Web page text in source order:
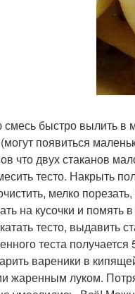
смесь быстро вылить в
появиться
что двух стаканов
тесто. Накрыть
мелко
на кусочки и
тесто, выдавить
теста получается
вареники в
жаренным луком.